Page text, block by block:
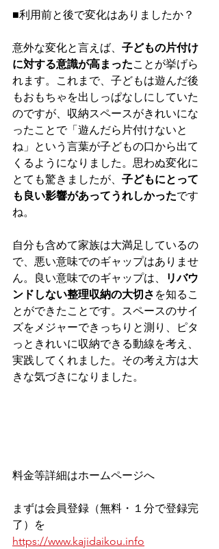
■利用前と後で変化はありましたか？
意外な変化と言えば、 子どもの片付け
に対する意識が高まったことが挙げら
れます。これまで、子どもは遊んだ後
もおもちゃを出しっぱなしにしていた
のですが、収納スペースがきれいにな
ったことで「遊んだら片付けないと
ね」という言葉が子どもの口から出て
くるようになりました。思わぬ変化に
とても驚きましたが、 子どもにとって
も良い影響があってうれしかったです
ね。
自分も含めて家族は大満足しているの
で、悪い意味でのギャップはありませ
ん。良い意味でのギャップは、
リバウ
ンドしない整理収納の大切さ を知るこ
とができたことです。スペースのサイ
ズをメジャーできっちりと測り、ピタ
っときれいに収納できる動線を考え、
実践してくれました。その考え方は大
きな気づきになりました。
料金等詳細はホームページへ
まずは会員登録（無料・１分で登録完
了）を
https://www.kajidaikou.info